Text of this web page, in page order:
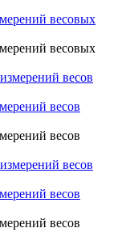
весовых
весовых
весов
весов
весов
весов